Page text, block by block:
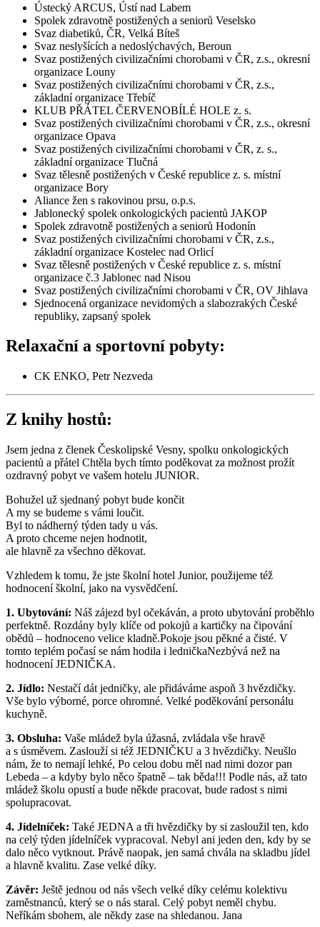
Ústecký ARCUS, Ústí nad Labem
Spolek zdravotně postižených a seniorů Veselsko
Svaz diabetiků, ČR, Velká Bíteš
Svaz neslyšících a nedoslýchavých, Beroun
Svaz postižených civilizačními chorobami v ČR, z.s., okresní
organizace Louny
Svaz postižených civilizačními chorobami v ČR, z.s.,
základní organizace Třebíč
KLUB PŘÁTEL ČERVENOBÍLÉ HOLE z. s.
Svaz postižených civilizačními chorobami v ČR, z.s., okresní
organizace Opava
Svaz postižených civilizačními chorobami v ČR, z. s.,
základní organizace Tlučná
Svaz tělesně postižených v České republice z. s. místní
organizace Bory
Aliance žen s rakovinou prsu, o.p.s.
Jablonecký spolek onkologických pacientů JAKOP
Spolek zdravotně postižených a seniorů Hodonín
Svaz postižených civilizačními chorobami v ČR, z.s.,
základní organizace Kostelec nad Orlicí
Svaz tělesně postižených v České republice z. s. místní
organizace č.3 Jablonec nad Nisou
Svaz postižených civilizačními chorobami v ČR, OV Jihlava
Sjednocená organizace nevidomých a slabozrakých České
republiky, zapsaný spolek
Relaxační a sportovní pobyty:
CK ENKO, Petr Nezveda
Z knihy hostů:
Jsem jedna z členek Českolipské Vesny, spolku onkologických
pacientů a přátel Chtěla bych tímto poděkovat za možnost prožít
ozdravný pobyt ve vašem hotelu JUNIOR.
Bohužel už sjednaný pobyt bude končit
A my se budeme s vámi loučit.
Byl to nádherný týden tady u vás.
A proto chceme nejen hodnotit,
ale hlavně za všechno děkovat.
Vzhledem k tomu, že jste školní hotel Junior, použijeme též
hodnocení školní, jako na vysvědčení.
1. Ubytování: Náš zájezd byl očekáván, a proto ubytování proběhlo
perfektně. Rozdány byly klíče od pokojů a kartičky na čipování
obědů – hodnoceno velice kladně.Pokoje jsou pěkné a čisté. V
tomto teplém počasí se nám hodila i ledničkaNezbývá než na
hodnocení JEDNIČKA.
2. Jídlo: Nestačí dát jedničky, ale přidáváme aspoň 3 hvězdičky.
Vše bylo výborné, porce ohromné. Velké poděkování personálu
kuchyně.
3. Obsluha: Vaše mládež byla úžasná, zvládala vše hravě
a s úsměvem. Zaslouží si též JEDNIČKU a 3 hvězdičky. Neušlo
nám, že to nemají lehké, Po celou dobu měl nad nimi dozor pan
Lebeda – a kdyby bylo něco špatně – tak běda!!! Podle nás, až tato
mládež školu opustí a bude někde pracovat, bude radost s nimi
spolupracovat.
4. Jídelníček: Také JEDNA a tři hvězdičky by si zasloužil ten, kdo
na celý týden jídelníček vypracoval. Nebyl ani jeden den, kdy by se
dalo něco vytknout. Právě naopak, jen samá chvála na skladbu jídel
a hlavně kvalitu. Zase velké díky.
Závěr: Ještě jednou od nás všech velké díky celému kolektivu
zaměstnanců, který se o nás staral. Celý pobyt neměl chybu.
Neříkám sbohem, ale někdy zase na shledanou. Jana